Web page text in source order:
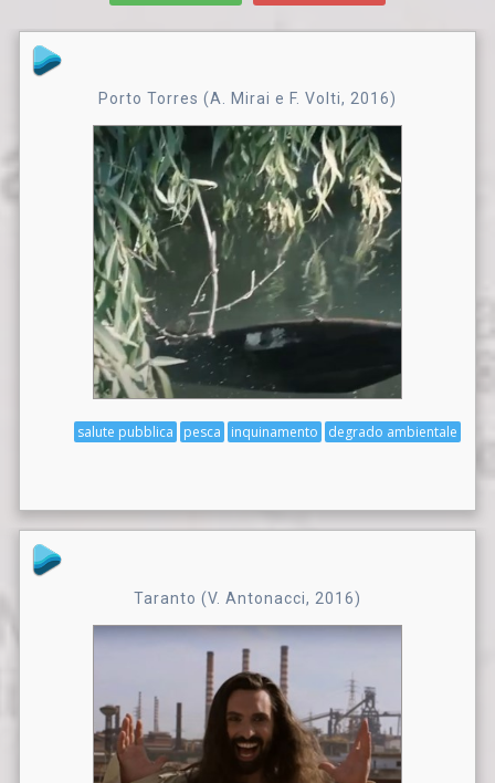
Porto Torres (A. Mirai e F. Volti, 2016)
degrado ambientale
inquinamento
pesca
salute pubblica
Taranto (V. Antonacci, 2016)